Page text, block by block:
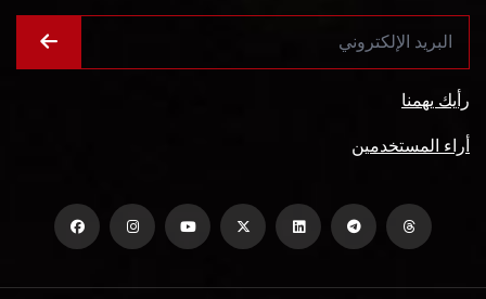
رأيك يهمنا
أراء المستخدمين